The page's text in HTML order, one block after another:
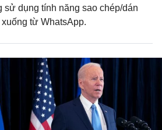
dụng tính năng sao chép/dán
từ WhatsApp.